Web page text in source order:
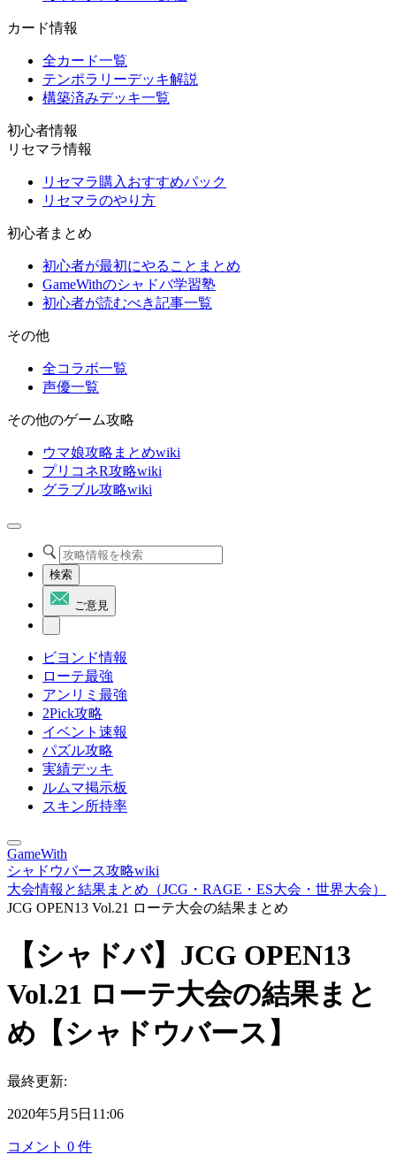
カード情報
全カード一覧
テンポラリーデッキ解説
構築済みデッキ一覧
初心者情報
リセマラ情報
リセマラ購入おすすめパック
リセマラのやり方
初心者まとめ
初心者が最初にやることまとめ
GameWithのシャドバ学習塾
初心者が読むべき記事一覧
その他
全コラボ一覧
声優一覧
その他のゲーム攻略
ウマ娘攻略まとめwiki
プリコネR攻略wiki
グラブル攻略wiki
検索
ご意見
ビヨンド情報
ローテ最強
アンリミ最強
2Pick攻略
イベント速報
パズル攻略
実績デッキ
ルムマ掲示板
スキン所持率
GameWith
シャドウバース攻略wiki
大会情報と結果まとめ（JCG・RAGE・ES大会・世界大会）
JCG OPEN13 Vol.21 ローテ大会の結果まとめ
【シャドバ】JCG OPEN13
Vol.21 ローテ大会の結果まと
め【シャドウバース】
最終更新:
2020年5月5日11:06
コメント 0 件